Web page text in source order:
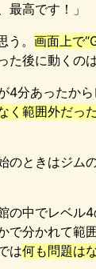
最高です！」
。 画面上で
た後に動くの
4分あったか
く範囲外だっ
のときはジム
の中でレベル
で分かれて範
は何も問題は